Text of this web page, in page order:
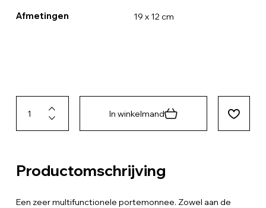
Afmetingen 19 x 12 cm
In winkelmand
Productomschrijving
Een zeer multifunctionele portemonnee. Zowel aan de